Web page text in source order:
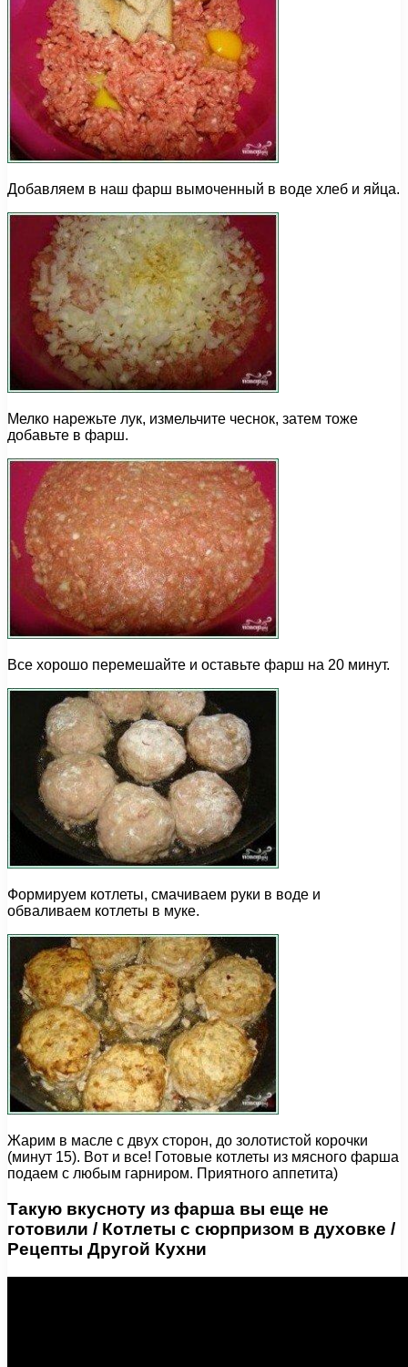
Добавляем в наш фарш вымоченный в воде хлеб и яйца.
Мелко нарежьте лук, измельчите чеснок, затем тоже
добавьте в фарш.
Все хорошо перемешайте и оставьте фарш на 20 минут.
Формируем котлеты, смачиваем руки в воде и
обваливаем котлеты в муке.
Жарим в масле с двух сторон, до золотистой корочки
(минут 15). Вот и все! Готовые котлеты из мясного фарша
подаем с любым гарниром. Приятного аппетита)
Такую вкусноту из фарша вы еще не
готовили / Котлеты с сюрпризом в духовке /
Рецепты Другой Кухни